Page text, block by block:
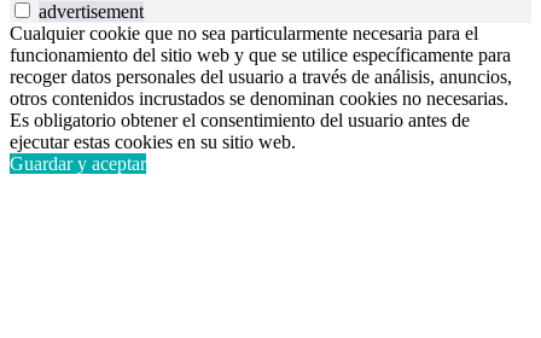
advertisement
Cualquier cookie que no sea particularmente necesaria para el
funcionamiento del sitio web y que se utilice específicamente para
recoger datos personales del usuario a través de análisis, anuncios,
otros contenidos incrustados se denominan cookies no necesarias.
Es obligatorio obtener el consentimiento del usuario antes de
ejecutar estas cookies en su sitio web.
Guardar y aceptar